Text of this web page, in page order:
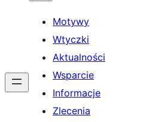
Motywy
Wtyczki
Aktualności
Wsparcie
Informacje
Zlecenia